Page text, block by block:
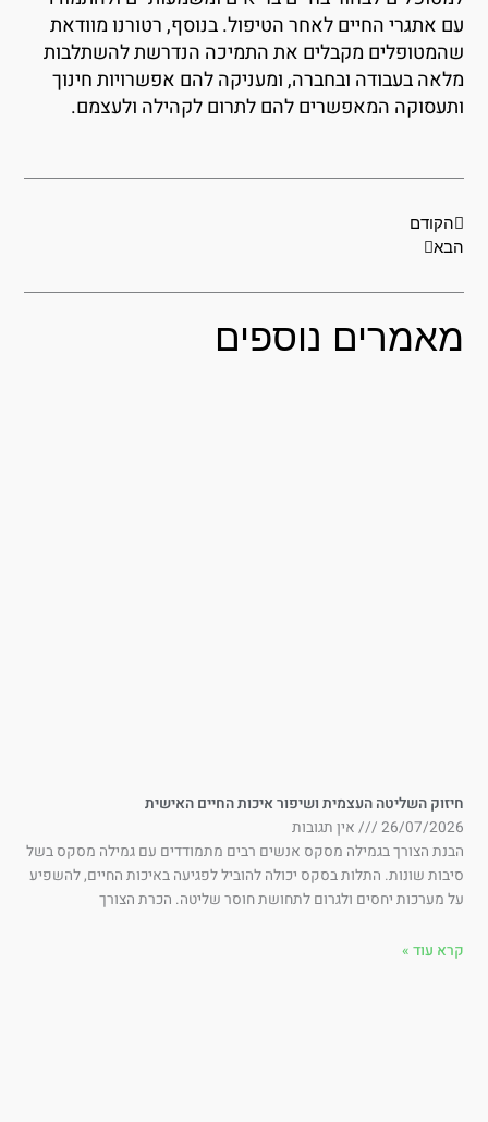
אתגרי החיים לאחר הטיפול. בנוסף, רטורנו מוודאת
מקבלים את התמיכה הנדרשת להשתלבות
בעבודה ובחברה, ומעניקה להם אפשרויות חינוך
המאפשרים להם לתרום לקהילה ולעצמם.
הקודם
נוספים
השליטה העצמית ושיפור איכות החיים האישית
26/07/
אין תגובות
הצורך בגמילה מסקס אנשים רבים מתמודדים עם גמילה מסקס בשל
שונות. התלות בסקס יכולה להוביל לפגיעה באיכות החיים, להשפיע
מערכות יחסים ולגרום לתחושת חוסר שליטה. הכרת הצורך
עוד »